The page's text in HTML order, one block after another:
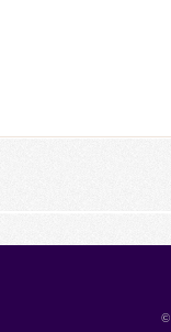
©